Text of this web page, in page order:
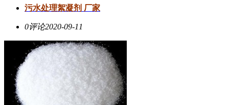
污水处理絮凝剂 厂家
0评论2020-09-11